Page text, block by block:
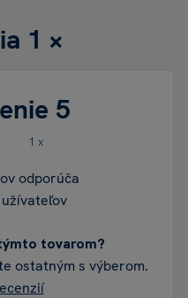
1 ×
5
1 x
odporúča
tovarom?
ostatným s výberom.